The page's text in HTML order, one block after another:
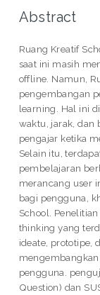
Abstract
Ruang Kreatif
saat ini masih
offline. Namun,
pengembangan
learning. Hal ini
waktu, jarak, dan
pengajar ketika
Selain itu,
pembelajaran
merancang user
bagi pengguna,
School.
thinking yang
ideate, prototipe,
pengguna.
Question) dan